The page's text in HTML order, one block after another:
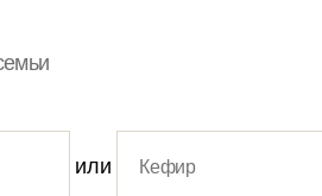
или